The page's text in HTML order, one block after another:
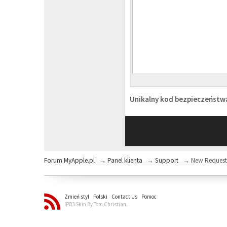
Unikalny kod
Forum MyApple.pl → Panel klienta → Support → New Request
Zmień styl Polski Contact Us
Pomoc
IPB3 Skin By Tom Christian.